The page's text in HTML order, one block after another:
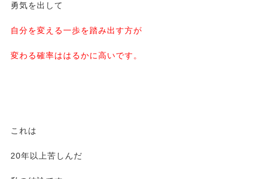
勇気を出して
自分を変える一歩を踏み出す方が
変わる確率ははるかに高いです。
これは
20年以上苦しんだ